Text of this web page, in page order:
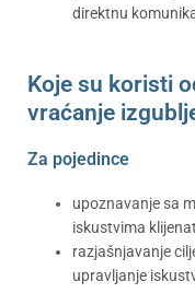
direktnu
Koje su koristi
vraćanje
Za pojedince
upoznavanje sa
iskustvima
razjašnjavanje
upravljanje